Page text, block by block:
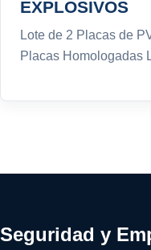
EXPLOSIVOS
Lote de 2 Placas de
Placas Homologadas
Seguridad y